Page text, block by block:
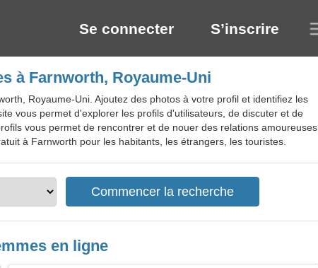
Se connecter S’inscrire
à Farnworth, Royaume-Uni
Royaume-Uni. Ajoutez des photos à votre profil et identifiez les
vous permet d'explorer les profils d'utilisateurs, de discuter et de
vous permet de rencontrer et de nouer des relations amoureuses
à Farnworth pour les habitants, les étrangers, les touristes.
en ligne